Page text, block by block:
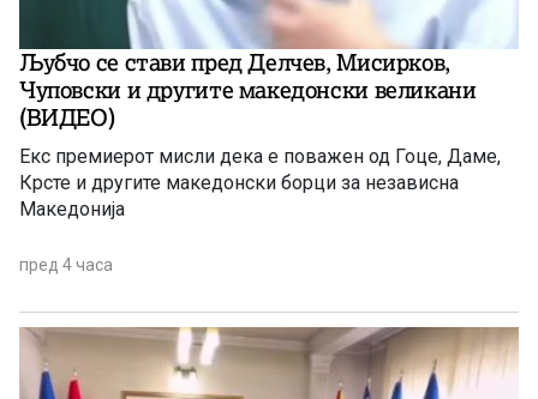
Љубчо се стави пред Делчев, Мисирков,
Чуповски и другите македонски великани
(ВИДЕО)
Екс премиерот мисли дека е поважен од Гоце, Даме,
Крсте и другите македонски борци за независна
Македонија
пред 4 часа